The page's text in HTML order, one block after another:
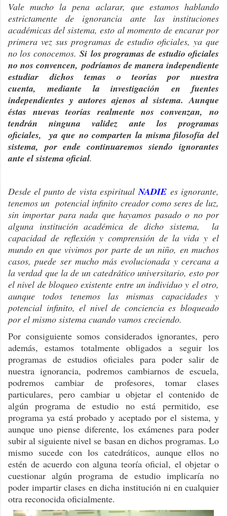
Vale mucho la pena aclarar, que estamos hablando
estrictamente de ignorancia ante las instituciones
académicas del sistema, esto al momento de encarar por
primera vez sus programas de estudio oficiales, ya que
no los conocemos.Si los programas de estudio oficiales
no nos convencen, podríamos de manera independiente
estudiar dichos temas o teorías por nuestra
cuenta, mediante la investigación en fuentes
independientes y autores ajenos al sistema. Aunque
éstas nuevas teorías realmente nos convenzan, no
tendrán ninguna validez ante los programas
oficiales, ya que no comparten la misma filosofía del
sistema, por ende continuaremos siendo ignorantes
ante el sistema oficial.
Desde el punto de vista espiritualNADIEes ignorante,
tenemos un potencial infinito creador como seres de luz,
sin importar para nada que hayamos pasado o no por
alguna institución académica de dicho sistema, la
capacidad de reflexión y comprensión de la vida y el
mundo en que vivimos por parte de un niño, en muchos
casos, puede ser mucho más evolucionada y cercana a
la verdad que la de un catedrático universitario, esto por
el nivel de bloqueo existente entre un individuo y el otro,
aunque todos tenemos las mismas capacidades y
potencial infinito, el nivel de conciencia es bloqueado
por el mismo sistema cuando vamos creciendo.
Por consiguiente somos considerados ignorantes, pero
además, estamos totalmente obligados a seguir los
programas de estudios oficiales para poder salir de
nuestra ignorancia, podremos cambiarnos de escuela,
podremos cambiar de profesores, tomar clases
particulares, pero cambiar u objetar el contenido de
algún programa de estudio no está permitido, ese
programa ya está probado y aceptado por el sistema, y
aunque uno piense diferente, los exámenes para poder
subir al siguiente nivel se basan en dichos programas. Lo
mismo sucede con los catedráticos, aunque ellos no
estén de acuerdo con alguna teoría oficial, el objetar o
cuestionar algún programa de estudio implicaría no
poder impartir clases en dicha institución ni en cualquier
otra reconocida oficialmente.